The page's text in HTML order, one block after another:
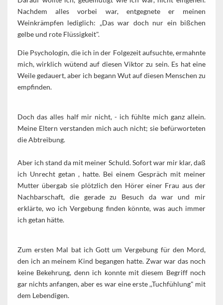
Nachdem alles vorbei war, entgegnete er meinen
Weinkrämpfen lediglich: „Das war doch nur ein bißchen
gelbe und rote Flüssigkeit".
Die PsychoIogin, die ich in der Folgezeit aufsuchte, ermahnte
mich, wirklich wütend auf diesen Viktor zu sein. Es hat eine
Weile gedauert, aber ich begann Wut auf diesen Menschen zu
empfinden.
Doch das alles half mir nicht, - ich fühlte mich ganz allein.
Meine Eltern verstanden mich auch nicht; sie befürworteten
die Abtreibung.
Aber ich stand da mit meiner Schuld. Sofort war mir klar, daß
ich Unrecht getan , hatte. Bei einem Gespräch mit meiner
Mutter übergab sie plötzlich den Hörer einer Frau aus der
Nachbarschaft, die gerade zu Besuch da war und mir
erklärte, wo ich Vergebung finden könnte, was auch immer
ich getan hätte.
Zum ersten Mal bat ich Gott um Vergebung für den Mord,
den ich an meinem Kind begangen hatte. Zwar war das noch
keine Bekehrung, denn ich konnte mit diesem Begriff noch
gar nichts anfangen, aber es war eine erste ,,Tuchfühlung" mit
dem Lebendigen.